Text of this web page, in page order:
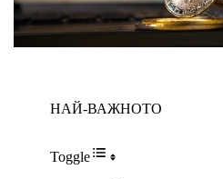
НАЙ-ВАЖНОТО
Toggle